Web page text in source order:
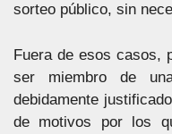
sorteo público, sin
Fuera de esos casos,
ser miembro de
debidamente
de motivos por los